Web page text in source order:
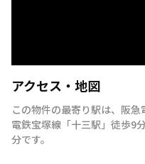
アクセス・地図
この物件の最寄り駅は、 阪急
電鉄宝塚線 「十三駅 」 徒歩9
分です。